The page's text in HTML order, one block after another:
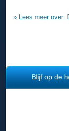
» Lees meer over:
Blijf op de